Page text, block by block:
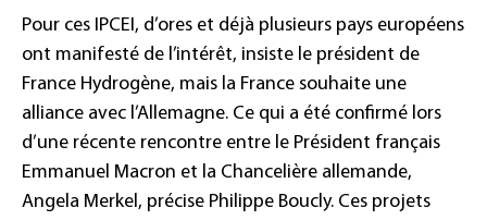
Pour ces IPCEI, d’ores et déjà plusieurs pays européens
ont manifesté de l’intérêt, insiste le président de
France Hydrogène, mais la France souhaite une
alliance avec l’Allemagne. Ce qui a été confirmé lors
d’une récente rencontre entre le Président français
Emmanuel Macron et la Chancelière allemande,
Angela Merkel, précise Philippe Boucly. Ces projets